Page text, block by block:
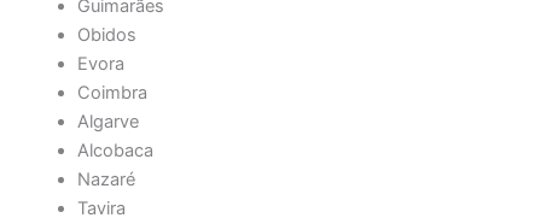
Guimarães
Obidos
Evora
Coimbra
Algarve
Alcobaca
Nazaré
Tavira